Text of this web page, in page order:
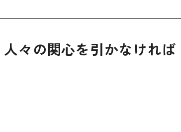
々の関心を引かなければ